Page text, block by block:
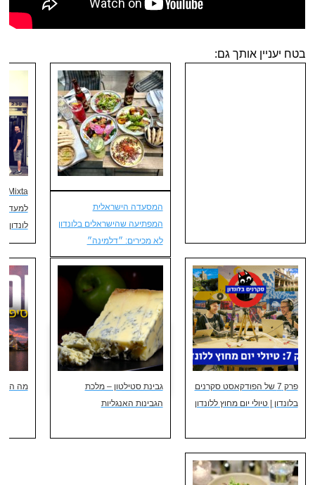
בטח יעניין אותך גם:
המסעדה הישראלית
המפתיעה שהישראלים בלונדון
לא מכירים: ״דלמינה״
לונדון
פרק 7 של הפודקאסט סקרנים
בלונדון | טיולי יום מחוץ ללונדון
גבינת סטילטון – מלכת
הגבינות האנגליות
מה